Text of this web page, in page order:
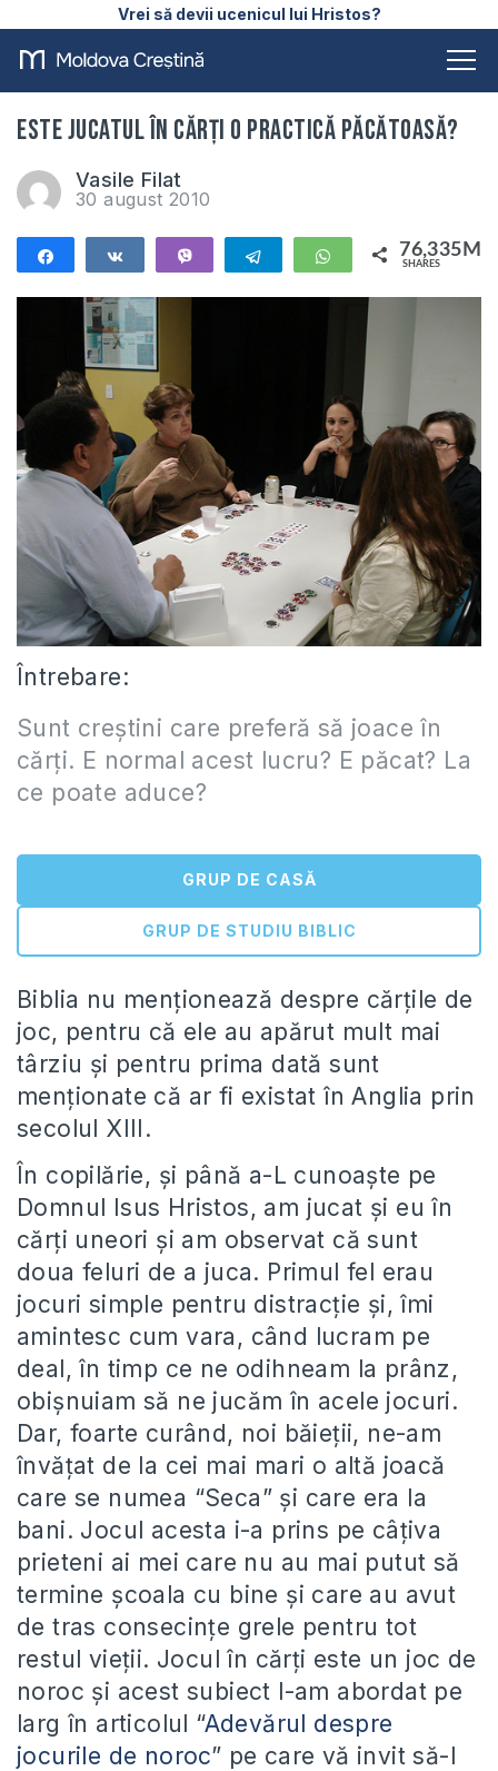
Vrei să devii ucenicul lui Hristos?
Este jucatul în cărţi o practică păcătoasă?
Vasile Filat
30 august 2010
Share Share Telegram WhatsApp76,335M
SHARES
Întrebare:
Sunt creştini care preferă să joace în
cărţi. E normal acest lucru? E păcat? La
ce poate aduce?
GRUP DE CASĂ
GRUP DE STUDIU BIBLIC
Biblia nu menţionează despre cărţile de
joc, pentru că ele au apărut mult mai
târziu şi pentru prima dată sunt
menţionate că ar fi existat în Anglia prin
secolul XIII.
În copilărie, şi până a-L cunoaşte pe
Domnul Isus Hristos, am jucat şi eu în
cărţi uneori şi am observat că sunt
doua feluri de a juca. Primul fel erau
jocuri simple pentru distracţie şi, îmi
amintesc cum vara, când lucram pe
deal, în timp ce ne odihneam la prânz,
obişnuiam să ne jucăm în acele jocuri.
Dar, foarte curând, noi băieţii, ne-am
învăţat de la cei mai mari o altă joacă
care se numea “Seca” şi care era la
bani. Jocul acesta i-a prins pe câţiva
prieteni ai mei care nu au mai putut să
termine şcoala cu bine şi care au avut
de tras consecinţe grele pentru tot
restul vieţii. Jocul în cărţi este un joc de
noroc şi acest subiect l-am abordat pe
larg în articolul “Adevărul despre
jocurile de noroc” pe care vă invit să-l